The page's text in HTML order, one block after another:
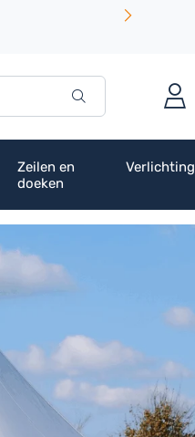
Zeilen en
doeken
Verlichting